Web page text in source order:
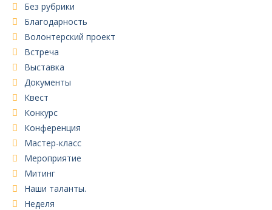
Без рубрики
Благодарность
Волонтерский проект
Встреча
Выставка
Документы
Квест
Конкурс
Конференция
Мастер-класс
Мероприятие
Митинг
Наши таланты.
Неделя